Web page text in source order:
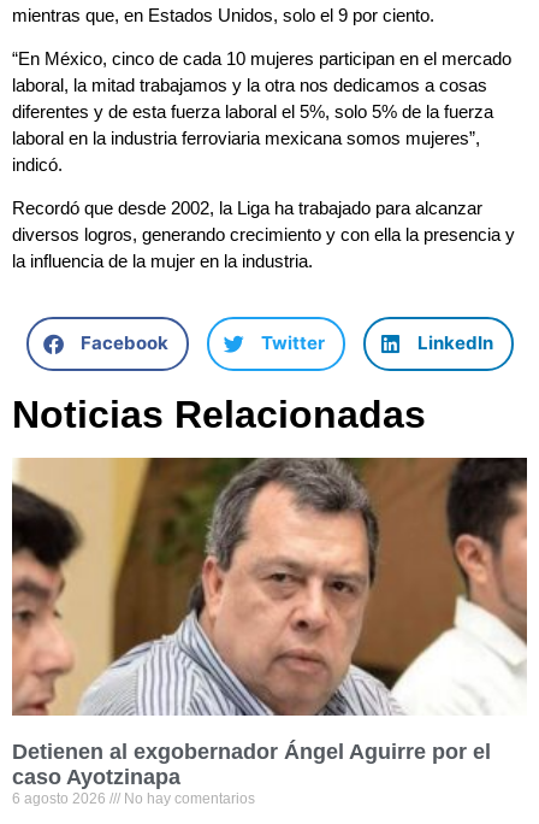
mientras que, en Estados Unidos, solo el 9 por ciento.
“En México, cinco de cada 10 mujeres participan en el mercado
laboral, la mitad trabajamos y la otra nos dedicamos a cosas
diferentes y de esta fuerza laboral el 5%, solo 5% de la fuerza
laboral en la industria ferroviaria mexicana somos mujeres”,
indicó.
Recordó que desde 2002, la Liga ha trabajado para alcanzar
diversos logros, generando crecimiento y con ella la presencia y
la influencia de la mujer en la industria.
Facebook Twitter LinkedIn
Noticias Relacionadas
Detienen al exgobernador Ángel Aguirre por el
caso Ayotzinapa
6 agosto 2026 No hay comentarios